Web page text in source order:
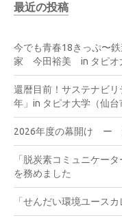
最近の投稿
今でも青春18きっぷ〜
家 今田裕美 in タピオ
還暦目前！サステナビ
年」in タピオ大学（仙台
2026年度の幕開け ー
「脱炭素コミュニケー
を務めました
「せんだい環境ユース